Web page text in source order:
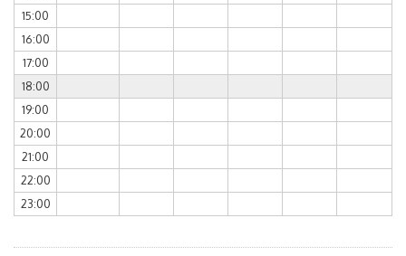
15:00
16:00
17:00
18:00
19:00
20:00
21:00
22:00
23:00